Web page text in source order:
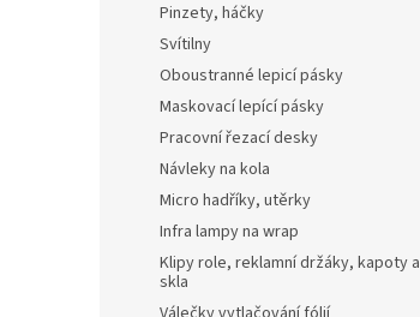
Pinzety, háčky
Svítilny
Oboustranné lepicí pásky
Maskovací lepící pásky
Pracovní řezací desky
Návleky na kola
Micro hadříky, utěrky
Infra lampy na wrap
Klipy role, reklamní držáky, kapoty a
skla